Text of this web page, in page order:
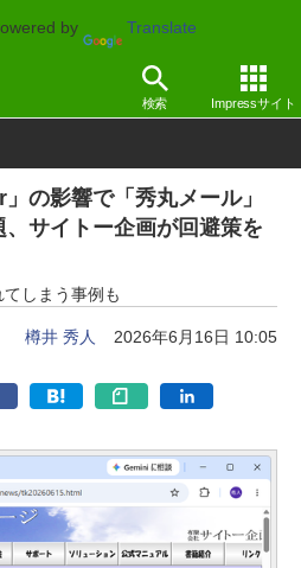
by Translate
検索 Impressサイト
の影響で「秀丸メール」
サイトー企画が回避策を
しまう事例も
樽井 秀人 2026年6月16日 10:05